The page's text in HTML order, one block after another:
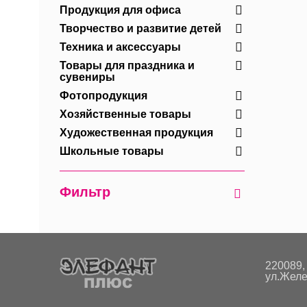
Продукция для офиса
Творчество и развитие детей
Техника и аксессуары
Товары для праздника и
сувениры
Фотопродукция
Хозяйственные товары
Художественная продукция
Школьные товары
Фильтр
220089,